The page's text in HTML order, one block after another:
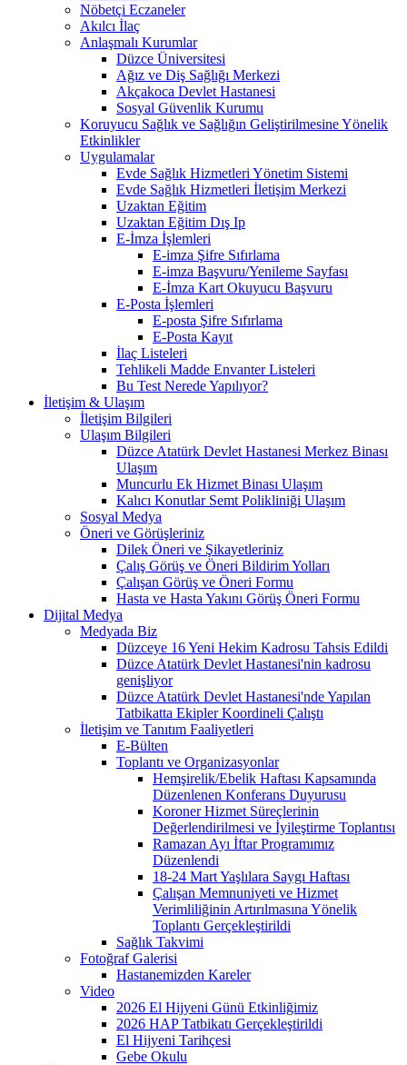
Nöbetçi Eczaneler
Akılcı İlaç
Anlaşmalı Kurumlar
Düzce Üniversitesi
Ağız ve Diş Sağlığı Merkezi
Akçakoca Devlet Hastanesi
Sosyal Güvenlik Kurumu
Koruyucu Sağlık ve Sağlığın Geliştirilmesine Yönelik
Etkinlikler
Uygulamalar
Evde Sağlık Hizmetleri Yönetim Sistemi
Evde Sağlık Hizmetleri İletişim Merkezi
Uzaktan Eğitim
Uzaktan Eğitim Dış Ip
E-İmza İşlemleri
E-imza Şifre Sıfırlama
E-imza Başvuru/Yenileme Sayfası
E-İmza Kart Okuyucu Başvuru
E-Posta İşlemleri
E-posta Şifre Sıfırlama
E-Posta Kayıt
İlaç Listeleri
Tehlikeli Madde Envanter Listeleri
Bu Test Nerede Yapılıyor?
İletişim & Ulaşım
İletişim Bilgileri
Ulaşım Bilgileri
Düzce Atatürk Devlet Hastanesi Merkez Binası
Ulaşım
Muncurlu Ek Hizmet Binası Ulaşım
Kalıcı Konutlar Semt Polikliniği Ulaşım
Sosyal Medya
Öneri ve Görüşleriniz
Dilek Öneri ve Şikayetleriniz
Çalış Görüş ve Öneri Bildirim Yolları
Çalışan Görüş ve Öneri Formu
Hasta ve Hasta Yakını Görüş Öneri Formu
Dijital Medya
Medyada Biz
Düzceye 16 Yeni Hekim Kadrosu Tahsis Edildi
Düzce Atatürk Devlet Hastanesi'nin kadrosu
genişliyor
Düzce Atatürk Devlet Hastanesi'nde Yapılan
Tatbikatta Ekipler Koordineli Çalıştı
İletişim ve Tanıtım Faaliyetleri
E-Bülten
Toplantı ve Organizasyonlar
Hemşirelik/Ebelik Haftası Kapsamında
Düzenlenen Konferans Duyurusu
Koroner Hizmet Süreçlerinin
Değerlendirilmesi ve İyileştirme Toplantısı
Ramazan Ayı İftar Programımız
Düzenlendi
18-24 Mart Yaşlılara Saygı Haftası
Çalışan Memnuniyeti ve Hizmet
Verimliliğinin Artırılmasına Yönelik
Toplantı Gerçekleştirildi
Sağlık Takvimi
Fotoğraf Galerisi
Hastanemizden Kareler
Video
2026 El Hijyeni Günü Etkinliğimiz
2026 HAP Tatbikatı Gerçekleştirildi
El Hijyeni Tarihçesi
Gebe Okulu